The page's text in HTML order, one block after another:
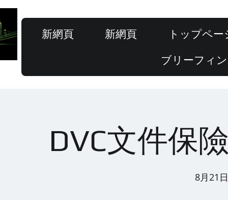
新網頁 新網頁 トップペー
ブリーフィ
DVC文件保
8月21